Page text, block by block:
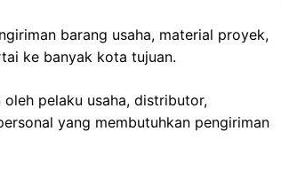
barang usaha, material proyek,
ke banyak kota tujuan.
pelaku usaha, distributor,
yang membutuhkan pengiriman